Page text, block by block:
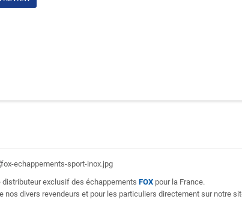
distributeur exclusif des échappements FOX pour la France.
nos divers revendeurs et pour les particuliers directement sur notre